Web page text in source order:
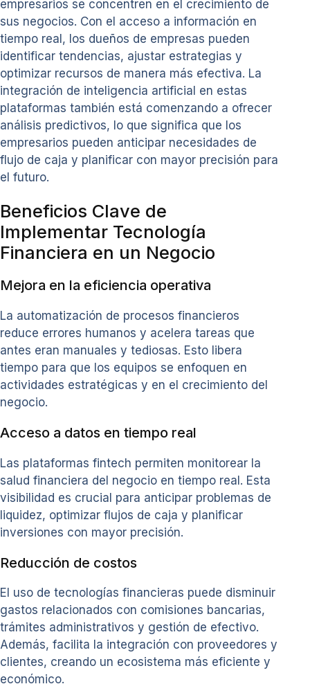
empresarios se concentren en el crecimiento de
sus negocios. Con el acceso a información en
tiempo real, los dueños de empresas pueden
identificar tendencias, ajustar estrategias y
optimizar recursos de manera más efectiva. La
integración de inteligencia artificial en estas
plataformas también está comenzando a ofrecer
análisis predictivos, lo que significa que los
empresarios pueden anticipar necesidades de
flujo de caja y planificar con mayor precisión para
el futuro.
Beneficios Clave de
Implementar Tecnología
Financiera en un Negocio
Mejora en la eficiencia operativa
La automatización de procesos financieros
reduce errores humanos y acelera tareas que
antes eran manuales y tediosas. Esto libera
tiempo para que los equipos se enfoquen en
actividades estratégicas y en el crecimiento del
negocio.
Acceso a datos en tiempo real
Las plataformas fintech permiten monitorear la
salud financiera del negocio en tiempo real. Esta
visibilidad es crucial para anticipar problemas de
liquidez, optimizar flujos de caja y planificar
inversiones con mayor precisión.
Reducción de costos
El uso de tecnologías financieras puede disminuir
gastos relacionados con comisiones bancarias,
trámites administrativos y gestión de efectivo.
Además, facilita la integración con proveedores y
clientes, creando un ecosistema más eficiente y
económico.